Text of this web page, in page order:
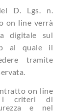
on line verrà
digitale sul
al quale il
tramite
i criteri di
e nel